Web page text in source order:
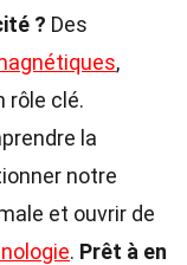
? Des
,
rôle clé.
la
notre
et ouvrir de
. Prêt à en